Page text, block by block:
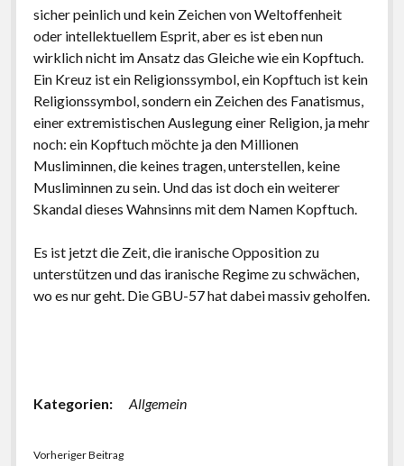
sicher peinlich und kein Zeichen von Weltoffenheit
oder intellektuellem Esprit, aber es ist eben nun
wirklich nicht im Ansatz das Gleiche wie ein Kopftuch.
Ein Kreuz ist ein Religionssymbol, ein Kopftuch ist kein
Religionssymbol, sondern ein Zeichen des Fanatismus,
einer extremistischen Auslegung einer Religion, ja mehr
noch: ein Kopftuch möchte ja den Millionen
Musliminnen, die keines tragen, unterstellen, keine
Musliminnen zu sein. Und das ist doch ein weiterer
Skandal dieses Wahnsinns mit dem Namen Kopftuch.
Es ist jetzt die Zeit, die iranische Opposition zu
unterstützen und das iranische Regime zu schwächen,
wo es nur geht. Die GBU-57 hat dabei massiv geholfen.
Kategorien: Allgemein
Vorheriger Beitrag